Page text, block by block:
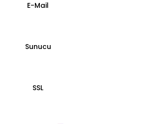
E-Mail
Sunucu
SSL